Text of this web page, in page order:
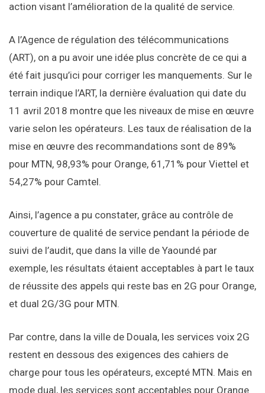
action visant l’amélioration de la qualité de service.
A l’Agence de régulation des télécommunications
(ART), on a pu avoir une idée plus concrète de ce qui a
été fait jusqu’ici pour corriger les manquements. Sur le
terrain indique l’ART, la dernière évaluation qui date du
11 avril 2018 montre que les niveaux de mise en œuvre
varie selon les opérateurs. Les taux de réalisation de la
mise en œuvre des recommandations sont de 89%
pour MTN, 98,93% pour Orange, 61,71% pour Viettel et
54,27% pour Camtel.
Ainsi, l’agence a pu constater, grâce au contrôle de
couverture de qualité de service pendant la période de
suivi de l’audit, que dans la ville de Yaoundé par
exemple, les résultats étaient acceptables à part le taux
de réussite des appels qui reste bas en 2G pour Orange,
et dual 2G/3G pour MTN.
Par contre, dans la ville de Douala, les services voix 2G
restent en dessous des exigences des cahiers de
charge pour tous les opérateurs, excepté MTN. Mais en
mode dual, les services sont acceptables pour Orange